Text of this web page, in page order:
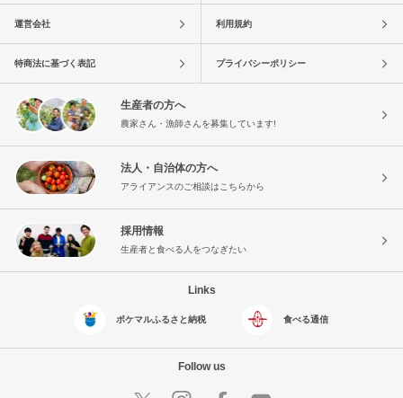
運営会社 利用規約
特商法に基づく表記 プライバシーポリシー
生産者の方へ
農家さん・漁師さんを募集しています!
法人・自治体の方へ
アライアンスのご相談はこちらから
採用情報
生産者と食べる人をつなぎたい
Links
ポケマルふるさと納税 食べる通信
Follow us